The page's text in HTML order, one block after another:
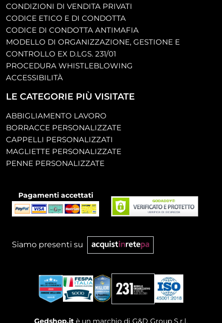
CONDIZIONI DI VENDITA PRIVATI
CODICE ETICO E DI CONDOTTA
CODICE DI CONDOTTA ANTIMAFIA
MODELLO DI ORGANIZZAZIONE, GESTIONE E
CONTROLLO EX D.LGS. 231/01
PROCEDURA WHISTLEBLOWING
ACCESSIBILITÀ
LE CATEGORIE PIÙ VISITATE
ABBIGLIAMENTO LAVORO
BORRACCE PERSONALIZZATE
CAPPELLI PERSONALIZZATI
MAGLIETTE PERSONALIZZATE
PENNE PERSONALIZZATE
Pagamenti accettati
Siamo presenti su
Gedshop.it è un marchio di G&D Group S.r.l.